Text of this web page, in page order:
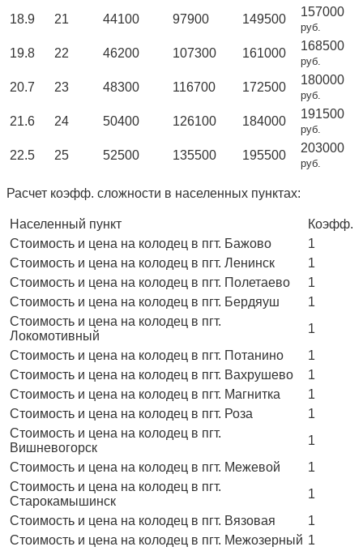
18.9 21 44100 97900 149500
157000
руб.
19.8 22 46200 107300 161000
168500
руб.
20.7 23 48300 116700 172500
180000
руб.
21.6 24 50400 126100 184000
191500
руб.
22.5 25 52500 135500 195500
203000
руб.
Расчет коэфф. сложности в населенных пунктах:
Населенный пункт
Коэфф.
Стоимость и цена на колодец в пгт. Бажово
1
Стоимость и цена на колодец в пгт. Ленинск
1
Стоимость и цена на колодец в пгт. Полетаево
1
Стоимость и цена на колодец в пгт. Бердяуш
1
Стоимость и цена на колодец в пгт.
Локомотивный
1
Стоимость и цена на колодец в пгт. Потанино
1
Стоимость и цена на колодец в пгт. Вахрушево
1
Стоимость и цена на колодец в пгт. Магнитка
1
Стоимость и цена на колодец в пгт. Роза
1
Стоимость и цена на колодец в пгт.
Вишневогорск
1
Стоимость и цена на колодец в пгт. Межевой
1
Стоимость и цена на колодец в пгт.
Старокамышинск
1
Стоимость и цена на колодец в пгт. Вязовая
1
Стоимость и цена на колодец в пгт. Межозерный 1